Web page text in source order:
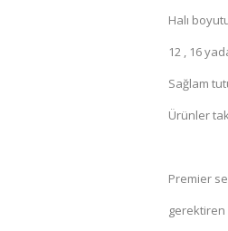
Halı
12 , 16
Sağlam
Ürünler
Premier